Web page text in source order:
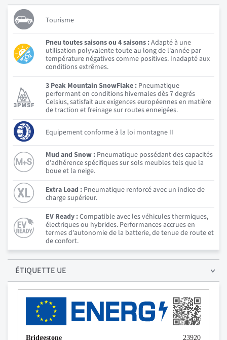
Tourisme
Pneu toutes saisons ou 4 saisons :Adapté à une
utilisation polyvalente toute au long de l'année par
température négatives comme positives. Inadapté aux
conditions extrêmes.
3 Peak Mountain SnowFlake : Pneumatique
performant en conditions hivernales dès 7 degrés
Celsius, satisfait aux exigences européennes en matière
de traction et freinage sur routes enneigées.
Equipement conforme à la loi montagne II
Mud and Snow : Pneumatique possédant des capacités
d'adhérence spécifiques sur sols meubles tels que la
boue et la neige.
Extra Load : Pneumatique renforcé avec un indice de
charge supérieur.
EV Ready :Compatible avec les véhicules thermiques,
électriques ou hybrides. Performances accrues en
termes d'autonomie de la batterie, de tenue de route et
de confort.
ÉTIQUETTE UE